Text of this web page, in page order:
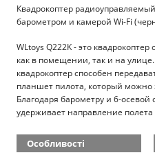
Квадрокоптер
барометром и камерой Wi-Fi
WLtoys Q222K - это
как в помещении, так и на
квадрокоптер способен
планшет пилота, который можно
Благодаря барометру и 6-
удерживает направление
Особливості